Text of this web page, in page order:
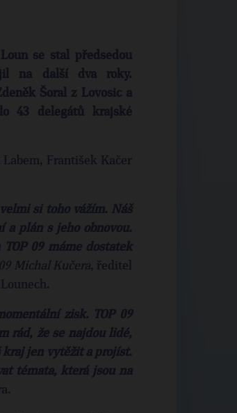
se stal předsedou
na další dva roky.
Šoral z Lovosic a
43 delegátů krajské
František Kačer
si toho vážím. Náš
a plán s jeho obnovou.
09 máme dostatek
Michal Kučera, ředitel
zisk. TOP 09
rád, že se najdou lidé,
jen vytěžit a projíst.
témata, která jsou na